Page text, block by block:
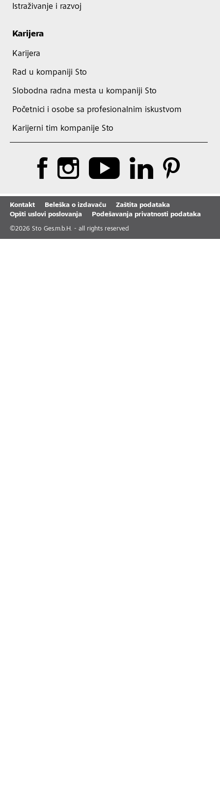
Istraživanje i razvoj
Karijera
Karijera
Rad u kompaniji Sto
Slobodna radna mesta u kompaniji Sto
Početnici i osobe sa profesionalnim iskustvom
Karijerni tim kompanije Sto
Kontakt Beleška o izdavaču
Zaštita podataka
Opšti uslovi poslovanja
Podešavanja privatnosti podataka
©2026 Sto Ges.m.b.H. - all rights reserved